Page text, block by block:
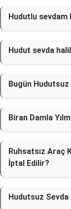
Hudutlu sevdam
Hudut sevda
Bugün Hudutsuz
Biran Damla
Ruhsatsız Araç
İptal Edilir?
Hudutsuz Sevda